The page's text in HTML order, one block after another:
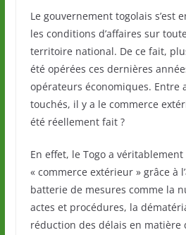
Le gouvernement togolais s’est
les conditions d’affaires sur
territoire national. De ce fait,
été opérées ces dernières
opérateurs économiques. Entre
touchés, il y a le commerce
été réellement fait ?
En effet, le Togo a
« commerce extérieur » grâce à
batterie de mesures comme la
actes et procédures, la
réduction des délais en matière